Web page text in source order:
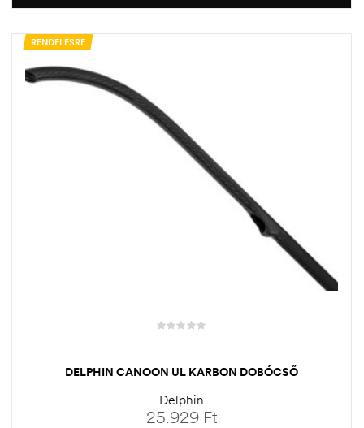
RENDELÉSRE
DELPHIN CANOON UL KARBON DOBÓCSŐ
Delphin
25.929 Ft